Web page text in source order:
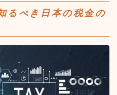
るべき日本の税金の